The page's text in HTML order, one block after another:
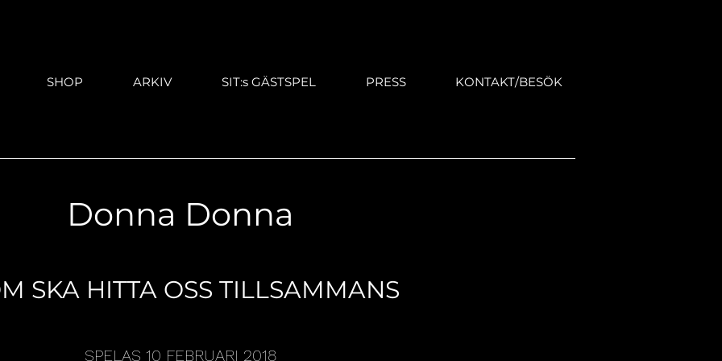
SHOP ARKIV SIT:s GÄSTSPEL PRESS KONTAKT/BESÖK
Donna Donna
SKA HITTA OSS TILLSAMMANS
SPELAS 10 FEBRUARI 2018